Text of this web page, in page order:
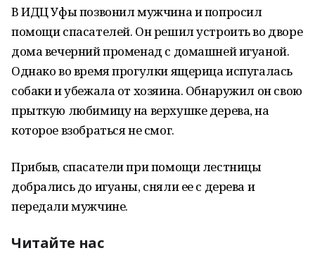
В ИДЦ Уфы позвонил мужчина и попросил
помощи спасателей. Он решил устроить во дворе
дома вечерний променад с домашней игуаной.
Однако во время прогулки ящерица испугалась
собаки и убежала от хозяина. Обнаружил он свою
прыткую любимицу на верхушке дерева, на
которое взобраться не смог.
Прибыв, спасатели при помощи лестницы
добрались до игуаны, сняли ее с дерева и
передали мужчине.
Читайте нас